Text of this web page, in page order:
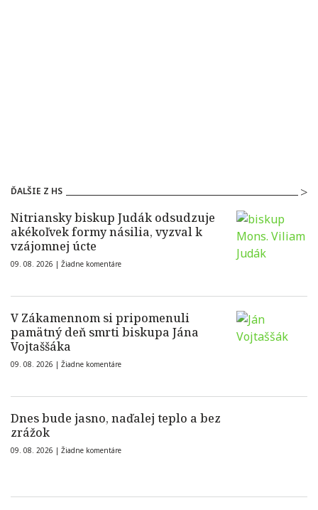
ĎALŠIE Z HS
Nitriansky biskup Judák odsudzuje
akékoľvek formy násilia, vyzval k
vzájomnej úcte
09. 08. 2026 | Žiadne komentáre
V Zákamennom si pripomenuli
pamätný deň smrti biskupa Jána
Vojtaššáka
09. 08. 2026 | Žiadne komentáre
Dnes bude jasno, naďalej teplo a bez
zrážok
09. 08. 2026 | Žiadne komentáre